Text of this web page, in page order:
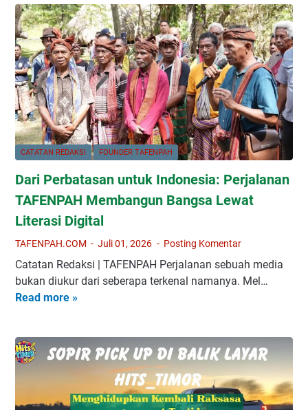
j
a
h
i
S
e
t
i
a
p
S
u
u
t
K
o
t
i
a
,
CATATAN REDAKSI FOUNDER TAFENPAH
Dari Perbatasan untuk Indonesia: Perjalanan
TAFENPAH Membangun Bangsa Lewat
Literasi Digital
TAFENPAH.COM Juli 01, 2026 Posting Komentar
Catatan Redaksi | TAFENPAH Perjalanan sebuah media
bukan diukur dari seberapa terkenal namanya. Mel…
Read more »
i
P
r